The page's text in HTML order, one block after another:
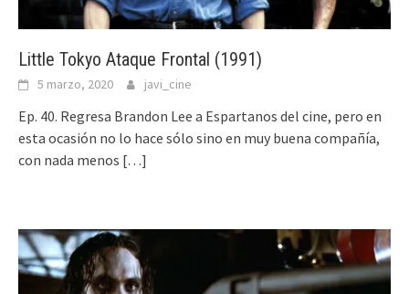
Little Tokyo Ataque Frontal (1991)
5 marzo, 2020 javi_cine
Ep. 40. Regresa Brandon Lee a Espartanos del cine, pero en
esta ocasión no lo hace sólo sino en muy buena compañía,
con nada menos […]